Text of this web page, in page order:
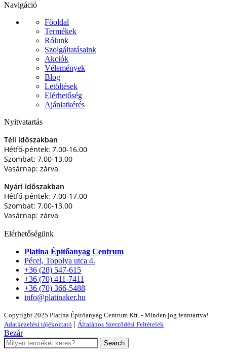
Navigáció
Főoldal
Termékek
Rólunk
Szolgáltatásaink
Akciók
Vélemények
Blog
Letöltések
Elérhetőség
Ajánlatkérés
Nyitvatartás
Téli időszakban
Hétfő-péntek: 7.00-16.00
Szombat: 7.00-13.00
Vasárnap: zárva
Nyári időszakban
Hétfő-péntek: 7.00-17.00
Szombat: 7.00-13.00
Vasárnap: zárva
Elérhetőségünk
Platina Építőanyag Centrum
Pécel, Topolya utca 4.
+36 (28) 547-615
+36 (70) 411-7411
+36 (70) 366-5488
info@platinaker.hu
Copyright 2025 Platina Építőanyag Centrum Kft. - Minden jog fenntartva!
Adatkezelési tájékoztató | Általános Szerződési Feltételek
Bezár
Search